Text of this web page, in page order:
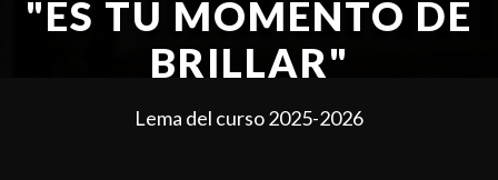
"ES TU MOMENTO DE
BRILLAR"
Lema del curso 2025-2026